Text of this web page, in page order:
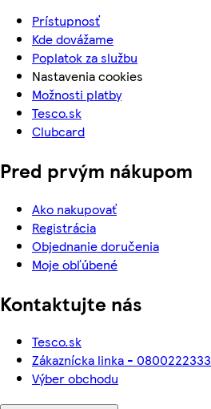
Prístupnosť
Kde dovážame
Poplatok za službu
Nastavenia cookies
Možnosti platby
Tesco.sk
Clubcard
Pred prvým nákupom
Ako nakupovať
Registrácia
Objednanie doručenia
Moje obľúbené
Kontaktujte nás
Tesco.sk
Zákaznícka linka - 0800222333
Výber obchodu